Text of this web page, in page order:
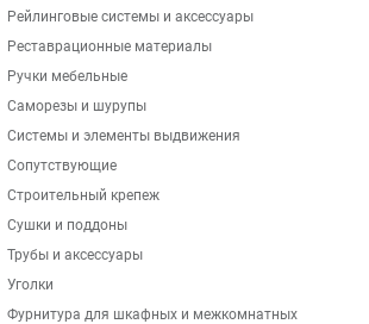
Рейлинговые системы и аксессуары
Реставрационные материалы
Ручки мебельные
Саморезы и шурупы
Системы и элементы выдвижения
Сопутствующие
Строительный крепеж
Сушки и поддоны
Трубы и аксессуары
Уголки
Фурнитура для шкафных и межкомнатных